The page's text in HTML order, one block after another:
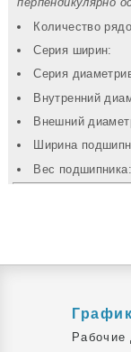
Количество
Серия ширин:
Серия
Внутренний
Внешний
Ширина
Вec подшипника: